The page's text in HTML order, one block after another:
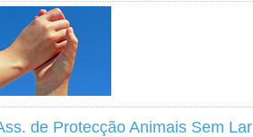
de Protecção Animais Sem Lar